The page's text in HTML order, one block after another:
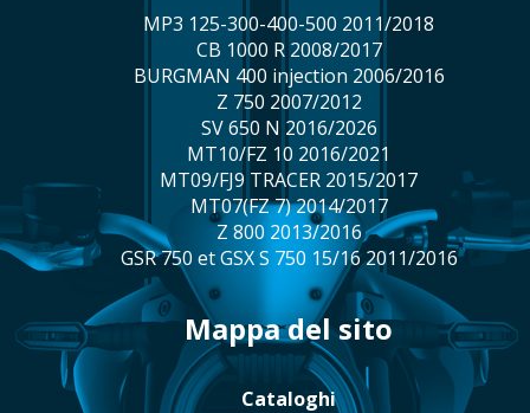
MP3 125-300-400-500 2011/2018
CB 1000 R 2008/2017
BURGMAN 400 injection 2006/2016
Z 750 2007/2012
SV 650 N 2016/2026
MT10/FZ 10 2016/2021
MT09/FJ9 TRACER 2015/2017
MT07(FZ 7) 2014/2017
Z 800 2013/2016
GSR 750 et GSX S 750 15/16 2011/2016
mappa del sito
cataloghi